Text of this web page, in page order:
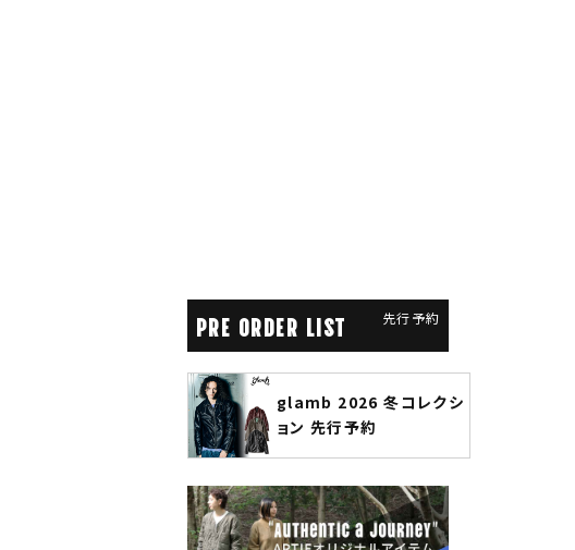
PRE ORDER LIST 先行予約
glamb 2026 冬コレクシ
ョン 先行予約
ANGENEHM 2026 秋冬